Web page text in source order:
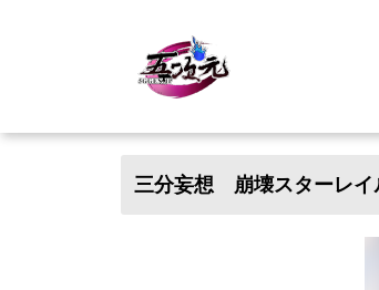
三分妄想 崩壊スターレ